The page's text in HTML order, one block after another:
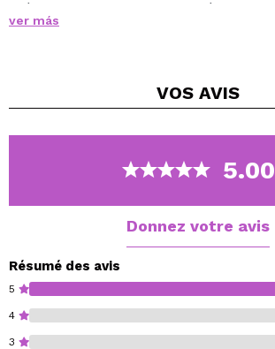
précise et hautement pigmentée.
Sa formule polyvalente et résistante
d'origine naturelle, ce crayon est
les animaux et respectueux de
à son emballage innovant et durable.
professionnel à chaque fois.
Vegan.
Cruelty free.
ver más
VOS AVIS
5.00
Donnez votre avis
Résumé des avis
5
4
3